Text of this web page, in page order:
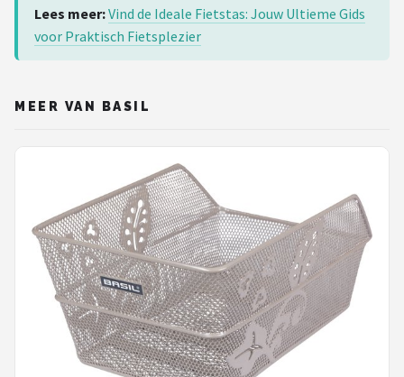
Lees meer:Vind de Ideale Fietstas: Jouw Ultieme Gids
voor Praktisch Fietsplezier
MEER VAN BASIL